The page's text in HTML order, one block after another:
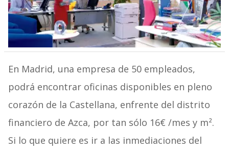
En Madrid, una empresa de 50 empleados,
podrá encontrar oficinas disponibles en pleno
corazón de la Castellana, enfrente del distrito
financiero de Azca, por tan sólo 16€ /mes y m².
Si lo que quiere es ir a las inmediaciones del